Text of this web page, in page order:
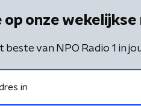
op onze
van NPO Radio 1 in